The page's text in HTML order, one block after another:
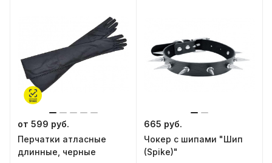
от 599 руб.
Перчатки атласные
длинные, черные
665 руб.
Чокер с шипами "Шип
(Spike)"